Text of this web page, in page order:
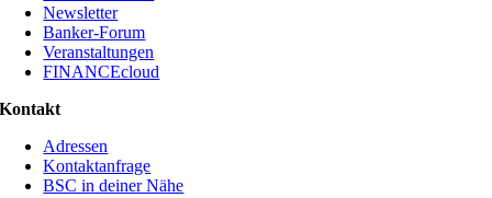
Newsletter
Banker-Forum
Veranstaltungen
FINANCEcloud
Kontakt
Adressen
Kontaktanfrage
BSC in deiner Nähe